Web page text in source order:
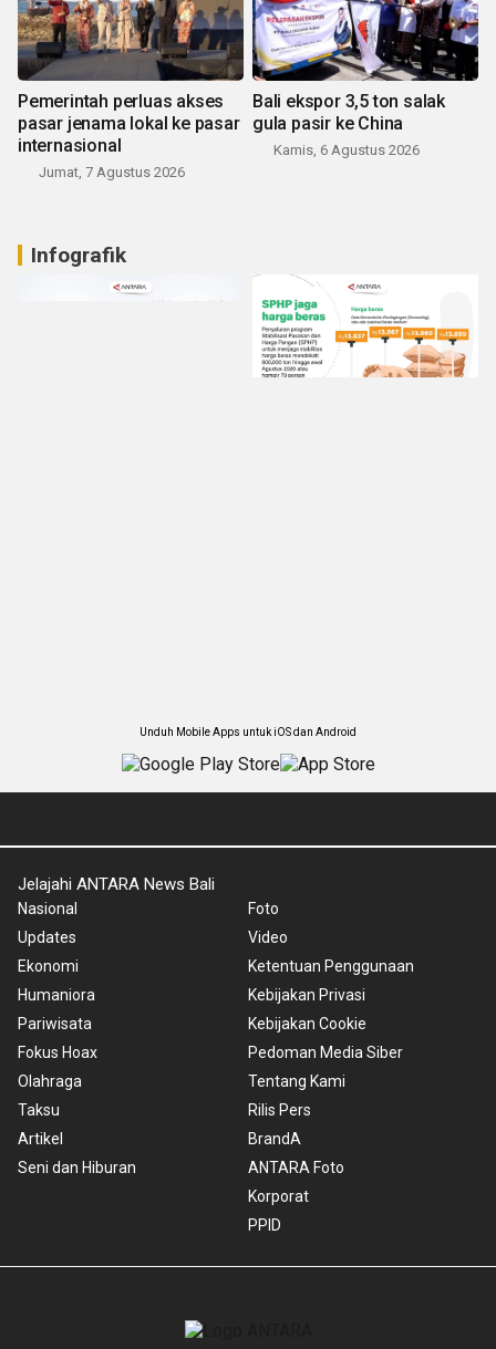
Pemerintah perluas akses
pasar jenama lokal ke pasar
internasional
Jumat, 7 Agustus 2026
Bali ekspor 3,5 ton salak
gula pasir ke China
Kamis, 6 Agustus 2026
Infografik
Unduh Mobile Apps untuk iOS dan Android
Jelajahi ANTARA News Bali
Nasional
Updates
Ekonomi
Humaniora
Pariwisata
Fokus Hoax
Olahraga
Taksu
Artikel
Seni dan Hiburan
Foto
Video
Ketentuan Penggunaan
Kebijakan Privasi
Kebijakan Cookie
Pedoman Media Siber
Tentang Kami
Rilis Pers
BrandA
ANTARA Foto
Korporat
PPID